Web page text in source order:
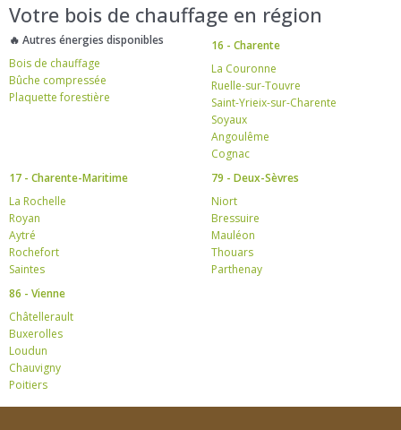
Votre bois de chauffage en région
🔥 Autres énergies disponibles
Bois de chauffage
Bûche compressée
Plaquette forestière
16 - Charente
La Couronne
Ruelle-sur-Touvre
Saint-Yrieix-sur-Charente
Soyaux
Angoulême
Cognac
17 - Charente-Maritime
La Rochelle
Royan
Aytré
Rochefort
Saintes
79 - Deux-Sèvres
Niort
Bressuire
Mauléon
Thouars
Parthenay
86 - Vienne
Châtellerault
Buxerolles
Loudun
Chauvigny
Poitiers